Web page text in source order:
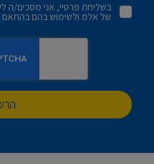
בשליחת פרטיי, אני מסכים/ה
של אלמ ולשימוש בהם בהתאם